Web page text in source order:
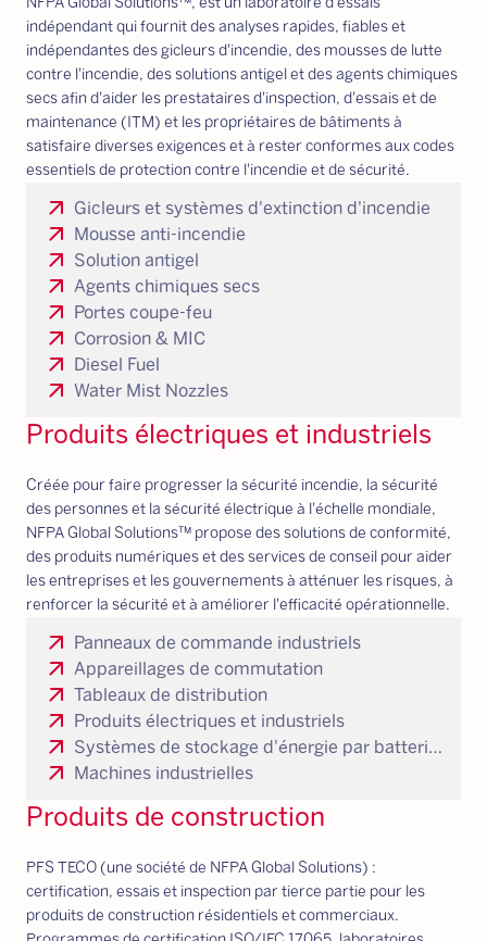
indépendant qui fournit des analyses rapides, fiables et
indépendantes des gicleurs d'incendie, des mousses de lutte
contre l'incendie, des solutions antigel et des agents chimiques
secs afin d'aider les prestataires d'inspection, d'essais et de
maintenance (ITM) et les propriétaires de bâtiments à
satisfaire diverses exigences et à rester conformes aux codes
essentiels de protection contre l'incendie et de sécurité.
arrow_outward Gicleurs et systèmes d'extinction d'incendie
arrow_outward Mousse anti-incendie
arrow_outward Solution antigel
arrow_outward Agents chimiques secs
arrow_outward Portes coupe-feu
arrow_outward Corrosion & MIC
arrow_outward Diesel Fuel
arrow_outward Water Mist Nozzles
Produits électriques et industriels
Créée pour faire progresser la sécurité incendie, la sécurité
des personnes et la sécurité électrique à l'échelle mondiale,
NFPA Global Solutions™ propose des solutions de conformité,
des produits numériques et des services de conseil pour aider
les entreprises et les gouvernements à atténuer les risques, à
renforcer la sécurité et à améliorer l'efficacité opérationnelle.
arrow_outward Panneaux de commande industriels
arrow_outward Appareillages de commutation
arrow_outward Tableaux de distribution
arrow_outward Produits électriques et industriels
arrow_outward Systèmes de stockage d'énergie par batteries (BESS)
arrow_outward Machines industrielles
Produits de construction
PFS TECO (une société de NFPA Global Solutions) :
certification, essais et inspection par tierce partie pour les
produits de construction résidentiels et commerciaux.